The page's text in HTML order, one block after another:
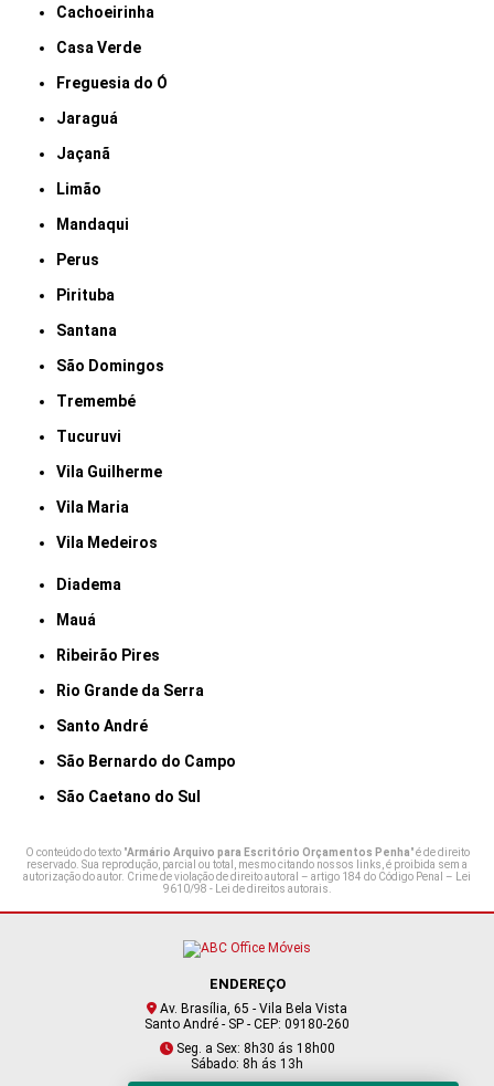
Cachoeirinha
Casa Verde
Freguesia do Ó
Jaraguá
Jaçanã
Limão
Mandaqui
Perus
Pirituba
Santana
São Domingos
Tremembé
Tucuruvi
Vila Guilherme
Vila Maria
Vila Medeiros
Diadema
Mauá
Ribeirão Pires
Rio Grande da Serra
Santo André
São Bernardo do Campo
São Caetano do Sul
O conteúdo do texto "Armário Arquivo para Escritório Orçamentos Penha" é de direito
reservado. Sua reprodução, parcial ou total, mesmo citando nossos links, é proibida sem a
autorização do autor. Crime de violação de direito autoral – artigo 184 do Código Penal – Lei
9610/98 - Lei de direitos autorais.
ENDEREÇO
Av. Brasília, 65 - Vila Bela Vista
Santo André - SP - CEP: 09180-260
Seg. a Sex: 8h30 ás 18h00
Sábado: 8h ás 13h